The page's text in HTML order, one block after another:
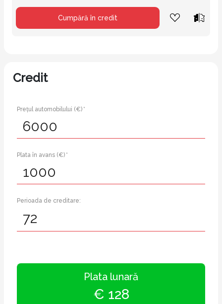
Cumpără în credit
Credit
Prețul automobilului (€) *
Plata în avans (€) *
Perioada de creditare:
Plata lunară
€ 128